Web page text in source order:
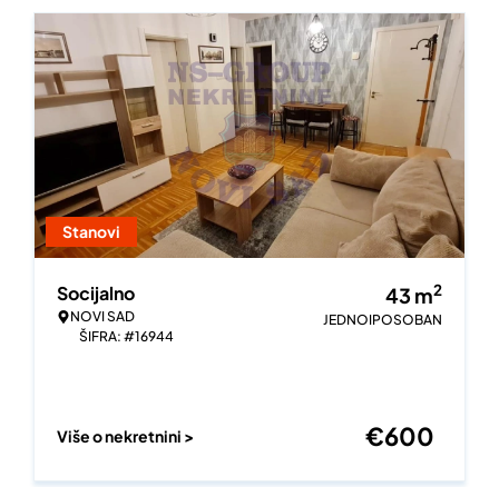
Stanovi
Socijalno
NOVI SAD
ŠIFRA: #16944
43 m2
JEDNOIPOSOBAN
Više o nekretnini > €600